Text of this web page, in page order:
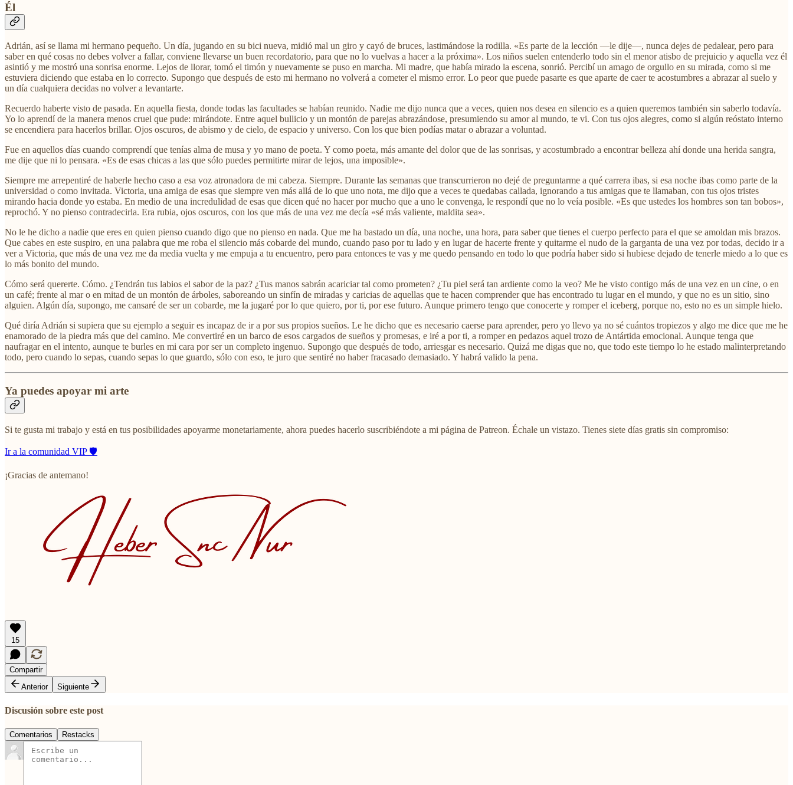
Él
Adrián, así se llama mi hermano pequeño. Un día, jugando en su bici nueva, midió mal un giro y cayó de bruces, lastimándose la rodilla. «Es parte de la lección —le dije—, nunca dejes de pedalear, pero para
saber en qué cosas no debes volver a fallar, conviene llevarse un buen recordatorio, para que no lo vuelvas a hacer a la próxima». Los niños suelen entenderlo todo sin el menor atisbo de prejuicio y aquella vez él
asintió y me mostró una sonrisa enorme. Lejos de llorar, tomó el timón y nuevamente se puso en marcha. Mi madre, que había mirado la escena, sonrió. Percibí un amago de orgullo en su mirada, como si me
estuviera diciendo que estaba en lo correcto. Supongo que después de esto mi hermano no volverá a cometer el mismo error. Lo peor que puede pasarte es que aparte de caer te acostumbres a abrazar al suelo y
un día cualquiera decidas no volver a levantarte.
Recuerdo haberte visto de pasada. En aquella fiesta, donde todas las facultades se habían reunido. Nadie me dijo nunca que a veces, quien nos desea en silencio es a quien queremos también sin saberlo todavía.
Yo lo aprendí de la manera menos cruel que pude: mirándote. Entre aquel bullicio y un montón de parejas abrazándose, presumiendo su amor al mundo, te vi. Con tus ojos alegres, como si algún reóstato interno
se encendiera para hacerlos brillar. Ojos oscuros, de abismo y de cielo, de espacio y universo. Con los que bien podías matar o abrazar a voluntad.
Fue en aquellos días cuando comprendí que tenías alma de musa y yo mano de poeta. Y como poeta, más amante del dolor que de las sonrisas, y acostumbrado a encontrar belleza ahí donde una herida sangra,
me dije que ni lo pensara. «Es de esas chicas a las que sólo puedes permitirte mirar de lejos, una imposible».
Siempre me arrepentiré de haberle hecho caso a esa voz atronadora de mi cabeza. Siempre. Durante las semanas que transcurrieron no dejé de preguntarme a qué carrera ibas, si esa noche ibas como parte de la
universidad o como invitada. Victoria, una amiga de esas que siempre ven más allá de lo que uno nota, me dijo que a veces te quedabas callada, ignorando a tus amigas que te llamaban, con tus ojos tristes
mirando hacia donde yo estaba. En medio de una incredulidad de esas que dicen qué no hacer por mucho que a uno le convenga, le respondí que no lo veía posible. «Es que ustedes los hombres son tan bobos»,
reprochó. Y no pienso contradecirla. Era rubia, ojos oscuros, con los que más de una vez me decía «sé más valiente, maldita sea».
No le he dicho a nadie que eres en quien pienso cuando digo que no pienso en nada. Que me ha bastado un día, una noche, una hora, para saber que tienes el cuerpo perfecto para el que se amoldan mis brazos.
Que cabes en este suspiro, en una palabra que me roba el silencio más cobarde del mundo, cuando paso por tu lado y en lugar de hacerte frente y quitarme el nudo de la garganta de una vez por todas, decido ir a
ver a Victoria, que más de una vez me da media vuelta y me empuja a tu encuentro, pero para entonces te vas y me quedo pensando en todo lo que podría haber sido si hubiese dejado de tenerle miedo a lo que es
lo más bonito del mundo.
Cómo será quererte. Cómo. ¿Tendrán tus labios el sabor de la paz? ¿Tus manos sabrán acariciar tal como prometen? ¿Tu piel será tan ardiente como la veo? Me he visto contigo más de una vez en un cine, o en
un café; frente al mar o en mitad de un montón de árboles, saboreando un sinfín de miradas y caricias de aquellas que te hacen comprender que has encontrado tu lugar en el mundo, y que no es un sitio, sino
alguien. Algún día, supongo, me cansaré de ser un cobarde, me la jugaré por lo que quiero, por ti, por ese futuro. Aunque primero tengo que conocerte y romper el iceberg, porque no, esto no es un simple hielo.
Qué diría Adrián si supiera que su ejemplo a seguir es incapaz de ir a por sus propios sueños. Le he dicho que es necesario caerse para aprender, pero yo llevo ya no sé cuántos tropiezos y algo me dice que me he
enamorado de la piedra más que del camino. Me convertiré en un barco de esos cargados de sueños y promesas, e iré a por ti, a romper en pedazos aquel trozo de Antártida emocional. Aunque tenga que
naufragar en el intento, aunque te burles en mi cara por ser un completo ingenuo. Supongo que después de todo, arriesgar es necesario. Quizá me digas que no, que todo este tiempo lo he estado malinterpretando
todo, pero cuando lo sepas, cuando sepas lo que guardo, sólo con eso, te juro que sentiré no haber fracasado demasiado. Y habrá valido la pena.
Ya puedes apoyar mi arte
Si te gusta mi trabajo y está en tus posibilidades apoyarme monetariamente, ahora puedes hacerlo suscribiéndote a mi página de Patreon. Échale un vistazo. Tienes siete días gratis sin compromiso:
Ir a la comunidad VIP 🛡️
¡Gracias de antemano!
15
Compartir
Anterior
Siguiente
Discusión sobre este post
Comentarios Restacks